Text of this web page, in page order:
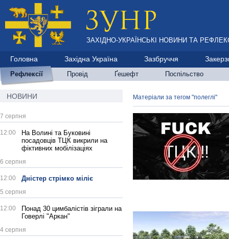
ЗАХІДНО-УКРАЇНСЬКІ НОВИНИ ТА
Головна Західна Україна Зазбруччя
Рефлексії Провід Ґешефт Поспільство
НОВИНИ
7 серпня
12:00
На Волині та Буковині
посадовців ТЦК викрили на
фіктивних мобілізаціях
6 серпня
12:00 Дністер стрімко міліє
5 серпня
12:00
Понад 30 цимбалістів зіграли на
Говерлі "Аркан"
4 серпня
Матеріали за тегом "полеглі"